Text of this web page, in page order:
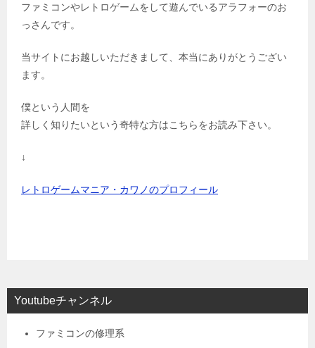
ファミコンやレトロゲームをして遊んでいるアラフォーのお
っさんです。
当サイトにお越しいただきまして、本当にありがとうござい
ます。
僕という人間を
詳しく知りたいという奇特な方はこちらをお読み下さい。
↓
レトロゲームマニア・カワノのプロフィール
Youtubeチャンネル
ファミコンの修理系